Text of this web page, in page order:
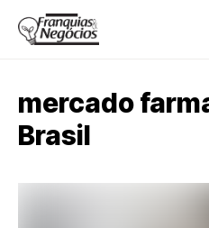
mercado
Brasil